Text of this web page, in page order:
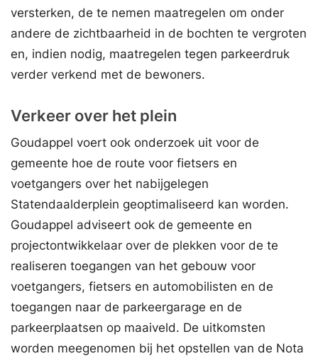
versterken, de te nemen maatregelen om onder
andere de zichtbaarheid in de bochten te vergroten
en, indien nodig, maatregelen tegen parkeerdruk
verder verkend met de bewoners.
Verkeer over het plein
Goudappel voert ook onderzoek uit voor de
gemeente hoe de route voor fietsers en
voetgangers over het nabijgelegen
Statendaalderplein geoptimaliseerd kan worden.
Goudappel adviseert ook de gemeente en
projectontwikkelaar over de plekken voor de te
realiseren toegangen van het gebouw voor
voetgangers, fietsers en automobilisten en de
toegangen naar de parkeergarage en de
parkeerplaatsen op maaiveld. De uitkomsten
worden meegenomen bij het opstellen van de Nota